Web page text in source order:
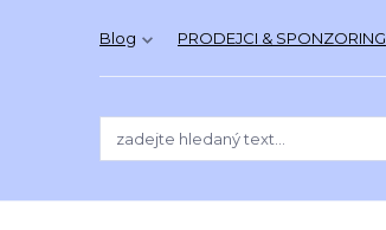
Blog PRODEJCI & SPONZORING